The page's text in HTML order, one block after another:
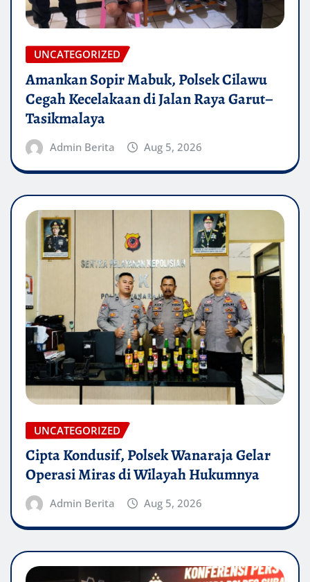
UNCATEGORIZED
Amankan Sopir Mabuk, Polsek Cilawu
Cegah Kecelakaan di Jalan Raya Garut–
Tasikmalaya
Admin Berita Aug 5, 2026
UNCATEGORIZED
Cipta Kondusif, Polsek Wanaraja Gelar
Operasi Miras di Wilayah Hukumnya
Admin Berita Aug 5, 2026